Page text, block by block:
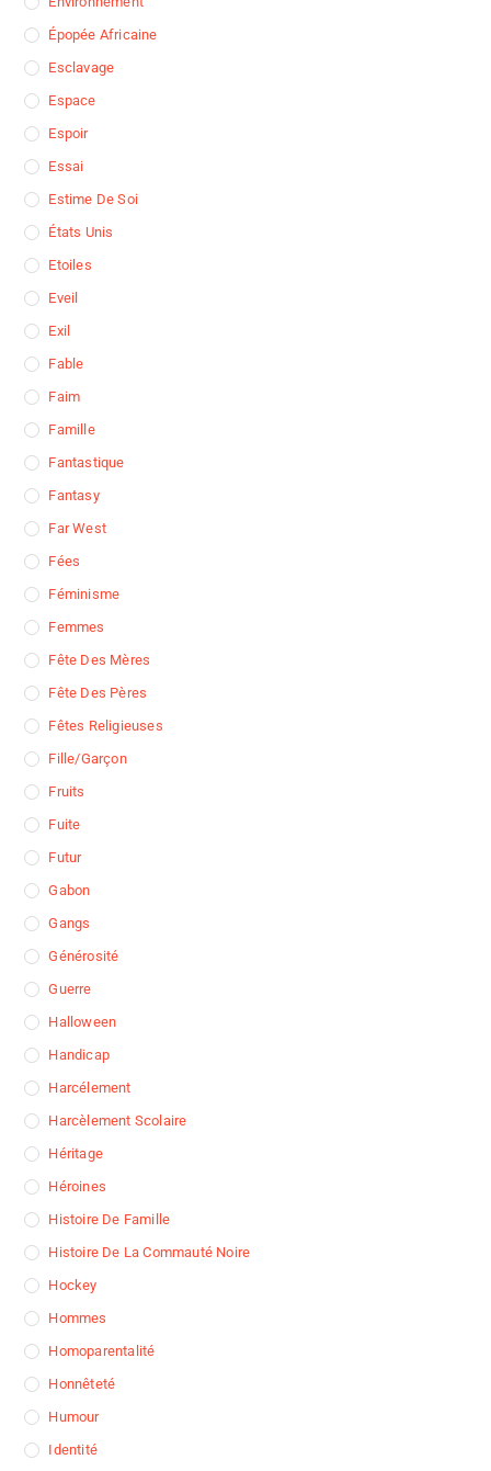
Épopée Africaine
Esclavage
Espace
Espoir
Essai
Estime De Soi
États Unis
Etoiles
Eveil
Exil
Fable
Faim
Famille
Fantastique
Fantasy
Far West
Fées
Féminisme
Femmes
Fête Des Mères
Fête Des Pères
Fêtes Religieuses
Fille/garçon
Fruits
Fuite
Futur
Gabon
Gangs
Générosité
Guerre
Halloween
Handicap
Harcélement
Harcèlement Scolaire
Héritage
Héroines
Histoire De Famille
Histoire De La Commauté Noire
Hockey
Hommes
Homoparentalité
Honnêteté
Humour
Identité